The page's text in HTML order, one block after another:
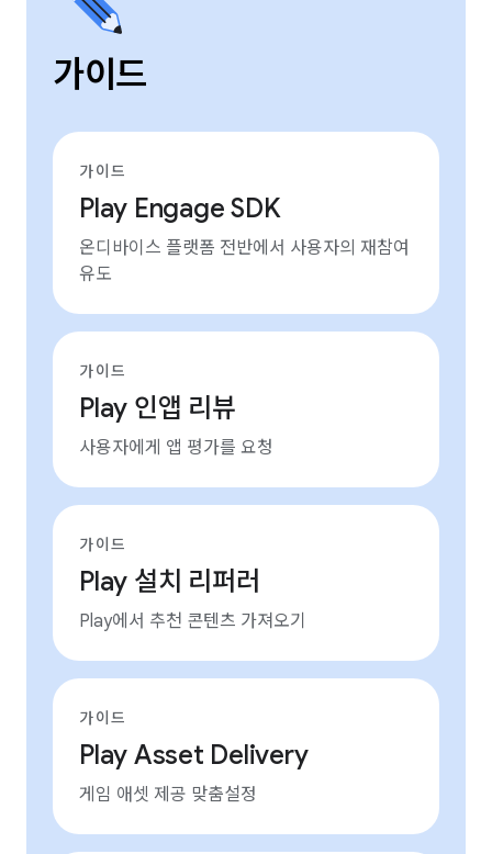
가이드
가이드
Play Engage SDK
온디바이스 플랫폼 전반에서 사용자의 재참여
유도
가이드
Play 인앱 리뷰
사용자에게 앱 평가를 요청
가이드
Play 설치 리퍼러
Play에서 추천 콘텐츠 가져오기
가이드
Play Asset Delivery
게임 애셋 제공 맞춤설정